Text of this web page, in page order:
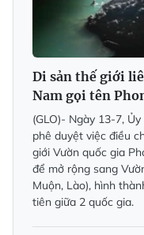
Di sản thế giới
Nam gọi tên
(GLO)- Ngày 13-7,
phê duyệt việc điều
giới Vườn quốc gia
để mở rộng sang
Muộn, Lào), hình
tiên giữa 2 quốc gia.